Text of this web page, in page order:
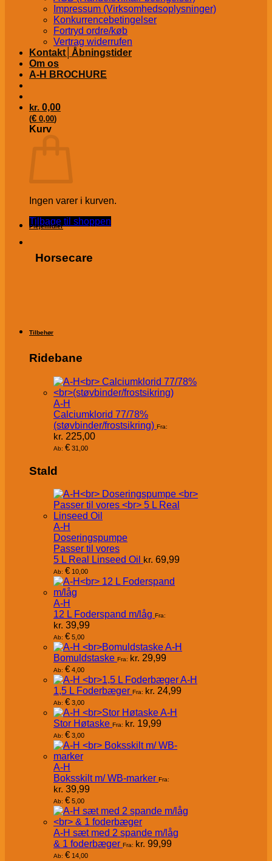
Impressum (Virksomhedsoplysninger)
Konkurrencebetingelser
Fortryd ordre/køb
Vertrag widerrufen
Kontakt│Åbningstider
Om os
A-H BROCHURE
kr. 0,00
(€ 0,00)
Kurv
Ingen varer i kurven.
Tilbage til shoppen
Plejemidler
Horsecare
Tilbehør
Ridebane
A-H
Calciumklorid 77/78%
(støvbinder/frostsikring) Fra:
kr. 225,00
Ab: € 31,00
Stald
A-H
Doseringspumpe
Passer til vores
5 L Real Linseed Oil kr. 69,99
Ab: € 10,00
A-H
12 L Foderspand m/låg Fra:
kr. 39,99
Ab: € 5,00
A-H
Bomuldstaske Fra: kr. 29,99
Ab: € 4,00
A-H
1,5 L Foderbæger Fra: kr. 24,99
Ab: € 3,00
A-H
Stor Høtaske Fra: kr. 19,99
Ab: € 3,00
A-H
Boksskilt m/ WB-marker Fra:
kr. 39,99
Ab: € 5,00
A-H sæt med 2 spande m/låg
& 1 foderbæger Fra: kr. 99,99
Ab: € 14,00